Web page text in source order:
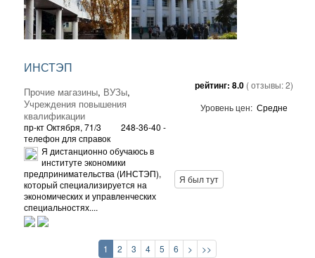
ИНСТЭП
Прочие магазины, ВУЗы,
Учреждения повышения
квалификации
пр-кт Октября, 71/3
248-36-40 -
телефон для справок
рейтинг: 8.0 ( отзывы:2)
Уровень цен: Средне
Я дистанционно обучаюсь в
институте экономики
предпринимательства (ИНСТЭП),
который специализируется на
экономических и управленческих
специальностях....
Я был тут
1 2 3 4 5 6 > >>